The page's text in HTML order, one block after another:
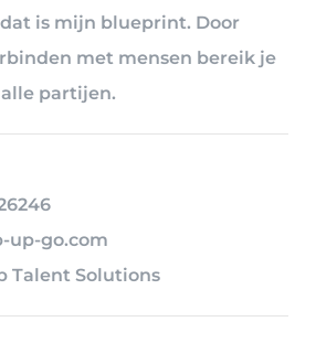
is mijn blueprint. Door
met mensen bereik je
partijen.
up-go.com
Talent Solutions